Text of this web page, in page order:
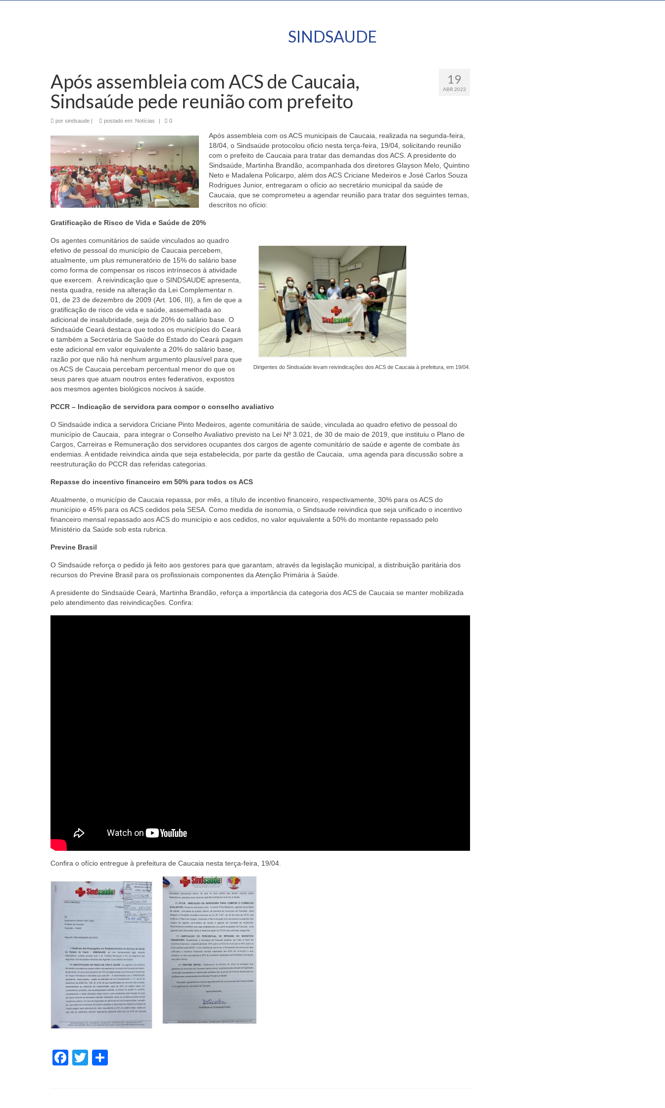
SINDSAUDE
19
ABR 2022
Após assembleia com ACS de Caucaia,
Sindsaúde pede reunião com prefeito
por sindsaude | postado em: Notícias | 0
Após assembleia com os ACS municipais de Caucaia, realizada na segunda-feira,
18/04, o Sindsaúde protocolou oficio nesta terça-feira, 19/04, solicitando reunião
com o prefeito de Caucaia para tratar das demandas dos ACS. A presidente do
Sindsaúde, Martinha Brandão, acompanhada dos diretores Glayson Melo, Quintino
Neto e Madalena Policarpo, além dos ACS Criciane Medeiros e José Carlos Souza
Rodrigues Junior, entregaram o ofício ao secretário municipal da saúde de
Caucaia, que se comprometeu a agendar reunião para tratar dos seguintes temas,
descritos no ofício:
Gratificação de Risco de Vida e Saúde de 20%
Dirigentes do Sindsaúde levam reivindicações dos ACS de Caucaia à prefeitura, em 19/04.
Os agentes comunitários de saúde vinculados ao quadro
efetivo de pessoal do município de Caucaia percebem,
atualmente, um plus remuneratório de 15% do salário base
como forma de compensar os riscos intrínsecos à atividade
que exercem. A reivindicação que o SINDSAUDE apresenta,
nesta quadra, reside na alteração da Lei Complementar n.
01, de 23 de dezembro de 2009 (Art. 106, III), a fim de que a
gratificação de risco de vida e saúde, assemelhada ao
adicional de insalubridade, seja de 20% do salário base. O
Sindsaúde Ceará destaca que todos os municípios do Ceará
e também a Secretária de Saúde do Estado do Ceará pagam
este adicional em valor equivalente a 20% do salário base,
razão por que não há nenhum argumento plausível para que
os ACS de Caucaia percebam percentual menor do que os
seus pares que atuam noutros entes federativos, expostos
aos mesmos agentes biológicos nocivos à saúde.
PCCR – Indicação de servidora para compor o conselho avaliativo
O Sindsaúde indica a servidora Criciane Pinto Medeiros, agente comunitária de saúde, vinculada ao quadro efetivo de pessoal do
município de Caucaia, para integrar o Conselho Avaliativo previsto na Lei Nº 3.021, de 30 de maio de 2019, que instituiu o Plano de
Cargos, Carreiras e Remuneração dos servidores ocupantes dos cargos de agente comunitário de saúde e agente de combate às
endemias. A entidade reivindica ainda que seja estabelecida, por parte da gestão de Caucaia, uma agenda para discussão sobre a
reestruturação do PCCR das referidas categorias.
Repasse do incentivo financeiro em 50% para todos os ACS
Atualmente, o município de Caucaia repassa, por mês, a título de incentivo financeiro, respectivamente, 30% para os ACS do
município e 45% para os ACS cedidos pela SESA. Como medida de isonomia, o Sindsaude reivindica que seja unificado o incentivo
financeiro mensal repassado aos ACS do município e aos cedidos, no valor equivalente a 50% do montante repassado pelo
Ministério da Saúde sob esta rubrica.
Previne Brasil
O Sindsaúde reforça o pedido já feito aos gestores para que garantam, através da legislação municipal, a distribuição paritária dos
recursos do Previne Brasil para os profissionais componentes da Atenção Primária à Saúde.
A presidente do Sindsaúde Ceará, Martinha Brandão, reforça a importância da categoria dos ACS de Caucaia se manter mobilizada
pelo atendimento das reivindicações. Confira:
Confira o ofício entregue à prefeitura de Caucaia nesta terça-feira, 19/04.
Facebook
Twitter